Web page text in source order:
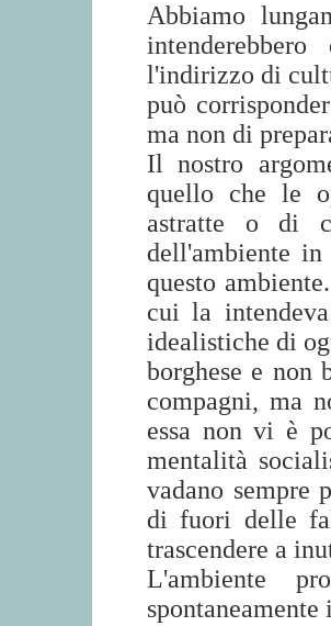
Abbiamo
l'indirizzo di
può
ma non di
Il nostro
quello che le
astratte o di
dell'ambiente
questo
cui la
idealistiche di
borghese e non
compagni, ma
essa non vi è
mentalità
vadano sempre
di fuori delle
trascendere a
L'ambiente